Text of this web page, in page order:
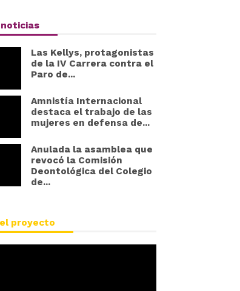
Las Kellys, protagonistas
de la IV Carrera contra el
Paro de...
Amnistía Internacional
destaca el trabajo de las
mujeres en defensa de...
Anulada la asamblea que
revocó la Comisión
Deontológica del Colegio
de...
proyecto